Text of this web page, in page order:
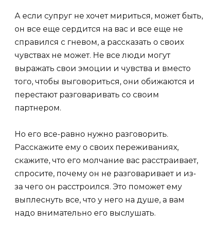
А если супруг не хочет мириться, может быть,
он все еще сердится на вас и все еще не
справился с гневом, а рассказать о своих
чувствах не может. Не все люди могут
выражать свои эмоции и чувства и вместо
того, чтобы выговориться, они обижаются и
перестают разговаривать со своим
партнером.
Но его все-равно нужно разговорить.
Расскажите ему о своих переживаниях,
скажите, что его молчание вас расстраивает,
спросите, почему он не разговаривает и из-
за чего он расстроился. Это поможет ему
выплеснуть все, что у него на душе, а вам
надо внимательно его выслушать.